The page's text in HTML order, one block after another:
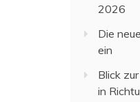
2026
Die
ein
Blick
in